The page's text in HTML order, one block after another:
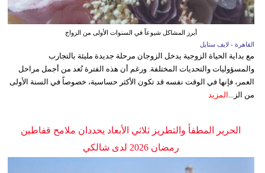
أبرز المشاكل شيوعاً في السنوات الأولى من الزواج
القاهرة - لايف ستايل
مع بداية الحياة الزوجية يدخل الزوجان مرحلة جديدة مليئة بالتجارب
والمسؤوليات والتحديات المختلفة. ورغم أن هذه الفترة تُعد من أجمل مراحل
العمر، فإنها في الوقت نفسه قد تكون الأكثر حساسية، خصوصاً في السنة الأولى
من الز...
المزيد
الحرير المطفأ والتطريز ثلاثي الأبعاد يحددان ملامح قفاطين
رمضان 2026 لدى شالكي